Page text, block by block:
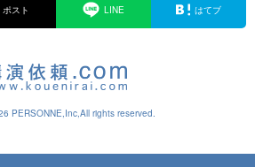
ポスト LINE はてブ
PERSONNE,Inc,All rights reserved.